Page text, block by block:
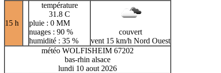
15 h
température
31.8 C
pluie : 0 MM
nuages : 90 %
humidité : 35 %
couvert
vent 15 km/h Nord Ouest
météo WOLFISHEIM 67202
bas-rhin alsace
lundi 10 aout 2026